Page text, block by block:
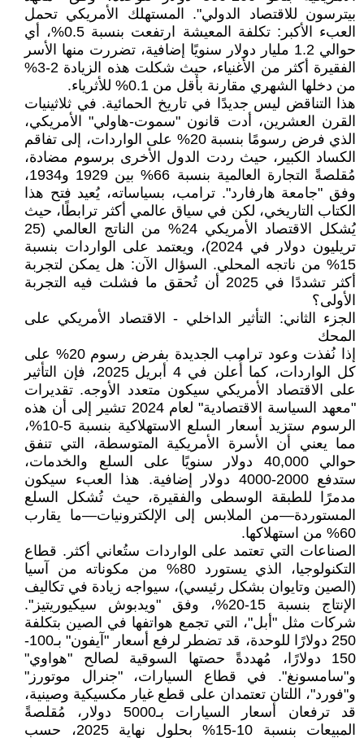
بيترسون للاقتصاد الدولي". المستهلك الأمريكي تحمل
العبء الأكبر: تكلفة المعيشة ارتفعت بنسبة 0.5%، أي
حوالي 1.2 مليار دولار سنويًا إضافية، تضررت منها الأسر
الفقيرة أكثر من الأغنياء، حيث شكلت هذه الزيادة 2-3%
من دخلها الشهري مقارنة بأقل من 0.1% للأثرياء.
هذا التناقض ليس جديدًا في تاريخ الحمائية. في ثلاثينيات
القرن العشرين، أدت قانون "سموت-هاولي" الأمريكي،
الذي فرض رسومًا بنسبة 20% على الواردات، إلى تفاقم
الكساد الكبير، حيث ردت الدول الأخرى برسوم مضادة،
مُقلصةً التجارة العالمية بنسبة 66% بين 1929 و1934،
وفق "جامعة هارفارد". ترامب، بسياساته، يُعيد فتح هذا
الكتاب التاريخي، لكن في سياق عالمي أكثر ترابطًا، حيث
يُشكل الاقتصاد الأمريكي 24% من الناتج العالمي (25
تريليون دولار في 2024)، ويعتمد على الواردات بنسبة
15% من ناتجه المحلي. السؤال الآن: هل يمكن لتجربة
أكثر تشددًا في 2025 أن تُحقق ما فشلت فيه التجربة
الأولى؟
الجزء الثاني: التأثير الداخلي - الاقتصاد الأمريكي على
المحك
إذا نُفذت وعود ترامب الجديدة بفرض رسوم 20% على
كل الواردات، كما أُعلن في 4 أبريل 2025، فإن التأثير
على الاقتصاد الأمريكي سيكون متعدد الأوجه. تقديرات
"معهد السياسة الاقتصادية" لعام 2024 تشير إلى أن هذه
الرسوم ستزيد أسعار السلع الاستهلاكية بنسبة 5-10%،
مما يعني أن الأسرة الأمريكية المتوسطة، التي تنفق
حوالي 40,000 دولار سنويًا على السلع والخدمات،
ستدفع 2000-4000 دولار إضافية. هذا العبء سيكون
مدمرًا للطبقة الوسطى والفقيرة، حيث تُشكل السلع
المستوردة—من الملابس إلى الإلكترونيات—ما يقارب
60% من استهلاكها.
الصناعات التي تعتمد على الواردات ستُعاني أكثر. قطاع
التكنولوجيا، الذي يستورد 80% من مكوناته من آسيا
(الصين وتايوان بشكل رئيسي)، سيواجه زيادة في تكاليف
الإنتاج بنسبة 15-20%، وفق "ويدبوش سيكيوريتيز".
شركات مثل "أبل"، التي تجمع هواتفها في الصين بتكلفة
250 دولارًا للوحدة، قد تضطر لرفع أسعار "آيفون" بـ100-
150 دولارًا، مُهددةً حصتها السوقية لصالح "هواوي"
و"سامسونغ". في قطاع السيارات، "جنرال موتورز"
و"فورد"، اللتان تعتمدان على قطع غيار مكسيكية وصينية،
قد ترفعان أسعار السيارات بـ5000 دولار، مُقلصةً
المبيعات بنسبة 10-15% بحلول نهاية 2025، حسب